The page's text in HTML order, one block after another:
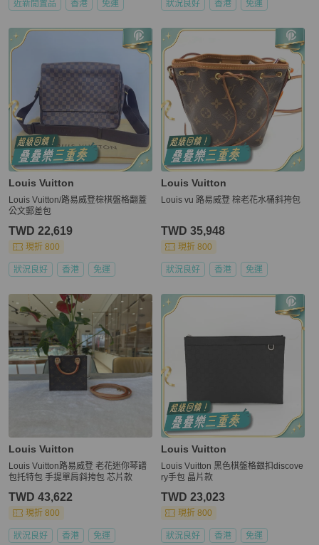
近新閒置品 香港 免運 狀況良好 香港 免運
Louis Vuitton
Louis Vuitton/路易威登棕棋盤格翻蓋
公文郵差包
TWD 22,619
現折 800
狀況良好 香港 免運
Louis Vuitton
Louis vu 路易威登 棕老花水桶斜挎包
TWD 35,948
現折 800
狀況良好 香港 免運
Louis Vuitton
Louis Vuitton路易威登 老花迷你琴譜
包托特包 手提單肩斜挎包 芯片款
TWD 43,622
現折 800
狀況良好 香港 免運
Louis Vuitton
Louis Vuitton 黑色棋盤格銀扣discove
ry手包 晶片款
TWD 23,023
現折 800
狀況良好 香港 免運